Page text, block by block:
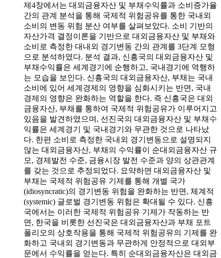
제4장에서는 대외금융자산 및 부채수익률과 소비증가율
간의 관계 분석을 통해 국제적 위험공유를 통한 국내외
소비의 변동 위험 분산 여부를 살펴보았다. 소비 기반의
자산가격 결정이론을 기반으로 대외금융자산 및 부채와
소비로 측정한 대내외 경기변동 간의 관계를 3단계 모형
으로 분석하였다. 분석 결과, 신흥국의 대외금융자산 및
부채수익률은 세계경기에 순행하고, 국내경기에 역행하
는 모습을 보인다. 신흥국의 대외금융자산, 부채는 국내
소비에 있어 세계경제의 영향을 심화시키는 반면, 국내
경제의 영향은 완화하는 역할을 한다. 즉 신흥국은 대외
금융자산, 부채를 통하여 국제적 위험공유가 이루어지고
있음을 발견하였으며, 선진국의 대외금융자산 및 부채수
익률은 세계경기 및 국내경기와 무관한 것으로 나타났
다. 한편 소비로 측정한 국내외 경기변동으로 설명되지
않는 대외금융자산, 부채의 수익률이 순대외금융자산 규
모, 경제발전 수준, 금융시장 발전 수준과 양의 상관관계
를 갖는 것으로 추정되었다. 요약하면 대외금융자산 및
부채는 국제적 위험공유 기제를 통해 개별 국가
(idiosyncratic)의 경기변동 위험을 완화하는 반면, 체계적
(systemic) 글로벌 경기변동 위험은 확대될 수 있다. 신흥
국에서는 이러한 국제적 위험공유 기제가 작동하는 반
면, 한국을 비롯한 선진국은 대외금융자산과 부채 포트
폴리오의 상호작용을 통해 국제적 위험공유의 기제를 완
화하고 국내외 경기변동과 무관하게 안정적으로 대외부
문에서 수익률을 얻는다. 특히 순대외금융자산은 대외금